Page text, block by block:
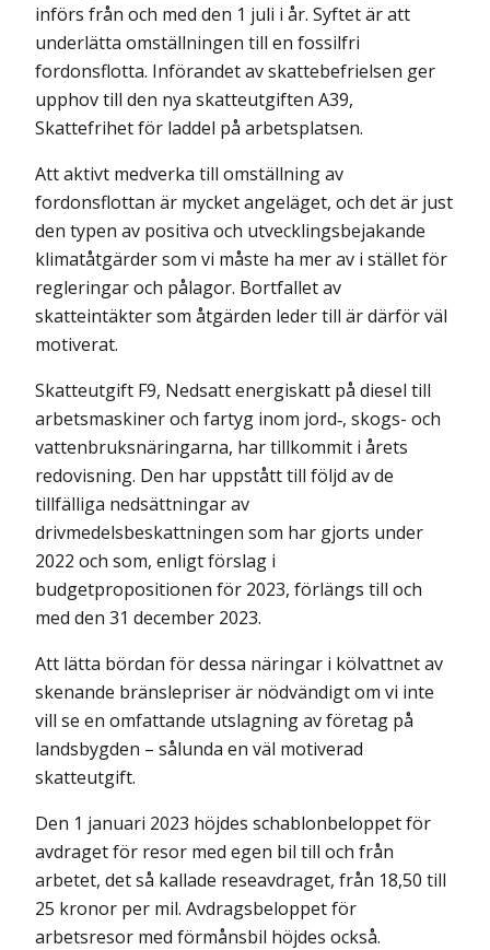
införs från och med den 1 juli i år. Syftet är att
underlätta omställningen till en fossilfri
fordonsflotta. Införandet av skattebefrielsen ger
upphov till den nya skatteutgiften A39,
Skattefrihet för laddel på arbetsplatsen.
Att aktivt medverka till omställning av
fordonsflottan är mycket angeläget, och det är just
den typen av positiva och utvecklingsbejakande
klimatåtgärder som vi måste ha mer av i stället för
regleringar och pålagor. Bortfallet av
skatteintäkter som åtgärden leder till är därför väl
motiverat.
Skatteutgift F9, Nedsatt energiskatt på diesel till
arbetsmaskiner och fartyg inom jord‑, skogs- och
vattenbruksnäringarna, har tillkommit i årets
redovisning. Den har uppstått till följd av de
tillfälliga nedsättningar av
drivmedelsbeskattningen som har gjorts under
2022 och som, enligt förslag i
budgetpropositionen för 2023, förlängs till och
med den 31 december 2023.
Att lätta bördan för dessa näringar i kölvattnet av
skenande bränslepriser är nödvändigt om vi inte
vill se en omfattande utslagning av företag på
landsbygden – sålunda en väl motiverad
skatteutgift.
Den 1 januari 2023 höjdes schablonbeloppet för
avdraget för resor med egen bil till och från
arbetet, det så kallade reseavdraget, från 18,50 till
25 kronor per mil. Avdragsbeloppet för
arbetsresor med förmånsbil höjdes också.